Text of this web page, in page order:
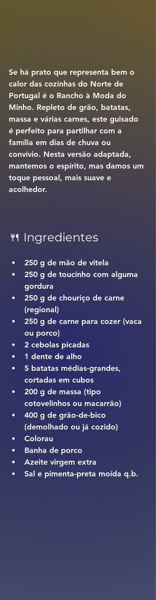
Se há prato que representa bem o
calor das cozinhas do Norte de
Portugal é o Rancho à Moda do
Minho. Repleto de grão, batatas,
massa e várias carnes, este guisado
é perfeito para partilhar com a
família em dias de chuva ou
convívio. Nesta versão adaptada,
mantemos o espírito, mas damos um
toque pessoal, mais suave e
acolhedor.
🍴 Ingredientes
250 g de mão de vitela
250 g de toucinho com alguma
gordura
250 g de chouriço de carne
(regional)
250 g de carne para cozer (vaca
ou porco)
2 cebolas picadas
1 dente de alho
5 batatas médias-grandes,
cortadas em cubos
200 g de massa (tipo
cotovelinhos ou macarrão)
400 g de grão-de-bico
(demolhado ou já cozido)
Colorau
Banha de porco
Azeite virgem extra
Sal e pimenta-preta moída q.b.